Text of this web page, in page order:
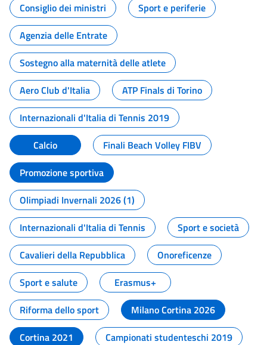
Consiglio dei ministri
Sport e periferie
Agenzia delle Entrate
Sostegno alla maternità delle atlete
Aero Club d'Italia
ATP Finals di Torino
Internazionali d'Italia di Tennis 2019
Calcio
Finali Beach Volley FIBV
Promozione sportiva
Olimpiadi Invernali 2026 (1)
Internazionali d'Italia di Tennis
Sport e società
Cavalieri della Repubblica
Onoreficenze
Sport e salute
Erasmus+
Riforma dello sport
Milano Cortina 2026
Cortina 2021
Campionati studenteschi 2019